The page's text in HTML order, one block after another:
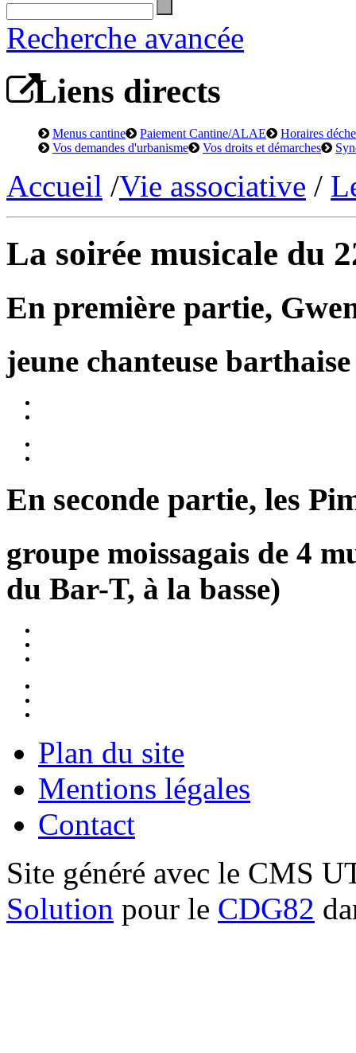
Recherche avancée
Liens directs
Menus cantine Paiement Cantine/ALAE
Horaires
Vos demandes d'urbanisme
Vos droits et démarches
Accueil /Vie associative /
La soirée musicale du
En première partie,
jeune chanteuse barthaise
En seconde partie, les
groupe moissagais de 4
du Bar-T, à la basse)
Plan du site
Mentions légales
Contact
Site généré avec le CMS
Solution pour le CDG82